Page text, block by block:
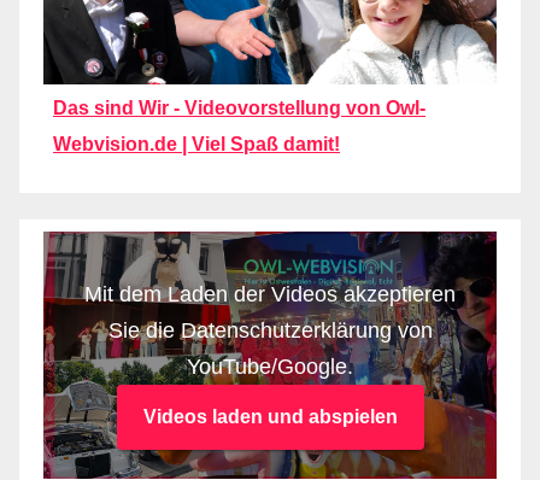
Das sind Wir - Videovorstellung von Owl-
Webvision.de | Viel Spaß damit!
Mit dem Laden der Videos akzeptieren
Sie die Datenschutzerklärung von
YouTube/Google.
Videos laden und abspielen